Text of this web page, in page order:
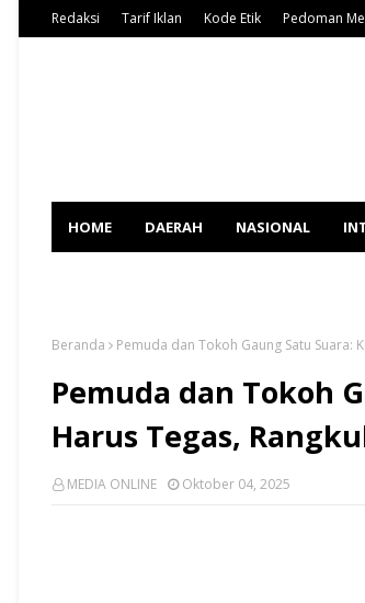
Redaksi Tarif Iklan Kode Etik Pedoman
HOME DAERAH NASIONAL
Beranda Pemuda dan Tokoh Gaung Satu Suara:
Pemuda dan Tokoh
Harus Tegas,
MEDIA ONLINE Oktober 04, 2025